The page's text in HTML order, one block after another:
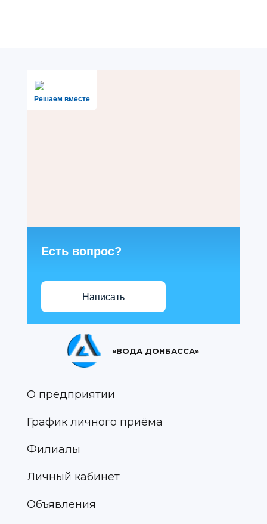
Решаем вместе
Есть вопрос?
Написать
«ВОДА ДОНБАССА»
О предприятии
График личного приёма
Филиалы
Личный кабинет
Объявления